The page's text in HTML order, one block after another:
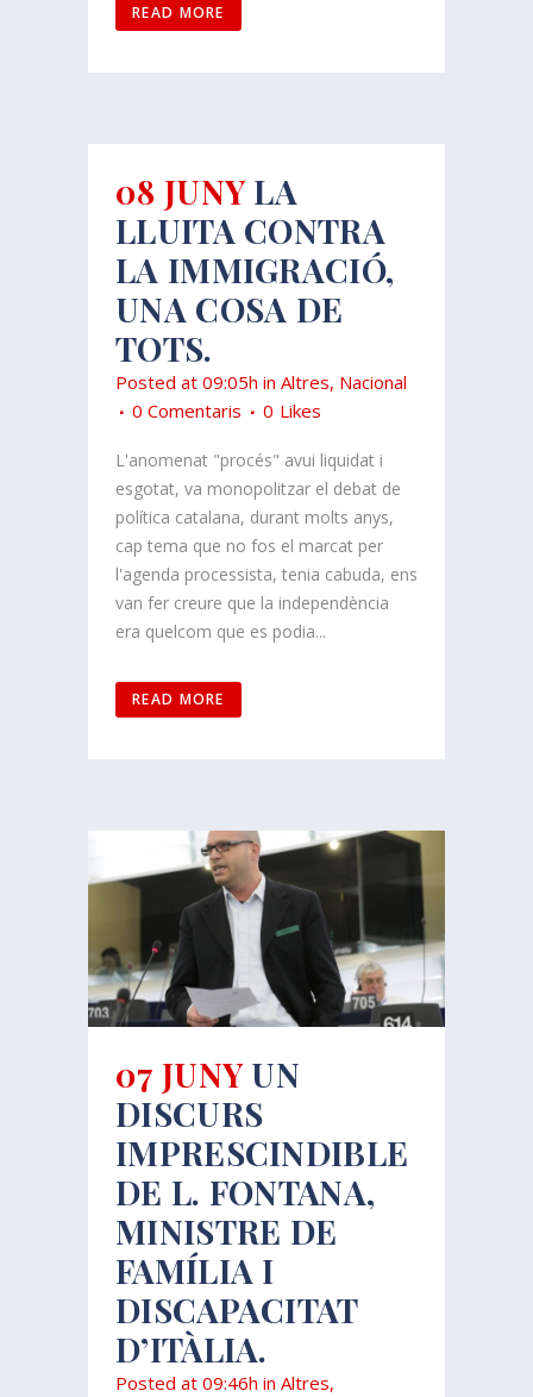
READ MORE
08 JUNY LA
LLUITA CONTRA
LA IMMIGRACIÓ,
UNA COSA DE
TOTS.
Posted at 09:05h in Altres, Nacional
0 Comentaris
0 Likes
L'anomenat "procés" avui liquidat i
esgotat, va monopolitzar el debat de
política catalana, durant molts anys,
cap tema que no fos el marcat per
l'agenda processista, tenia cabuda, ens
van fer creure que la independència
era quelcom que es podia...
READ MORE
07 JUNY UN
DISCURS
IMPRESCINDIBLE
DE L. FONTANA,
MINISTRE DE
FAMÍLIA I
DISCAPACITAT
D’ITÀLIA.
Posted at 09:46h in Altres,